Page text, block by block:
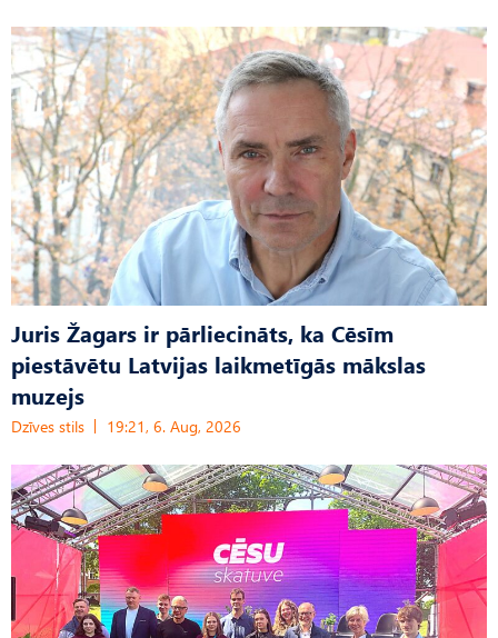
Juris Žagars ir pārliecināts, ka Cēsīm
piestāvētu Latvijas laikmetīgās mākslas
muzejs
Dzīves stils 19:21, 6. Aug, 2026